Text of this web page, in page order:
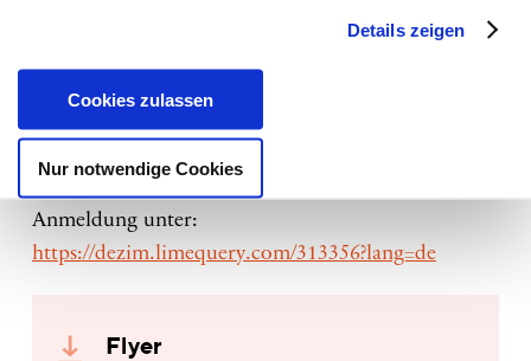
Details zeigen
Cookies zulassen
Nur notwendige Cookies
Moderation: Dalal Mahra (Kopftuchmädchen)
Freitag, 30.6.2023 • 18:30 • Humboldt-Universität
zu Berlin • Festsaal Luisenstr. 56 • 10115 Berlin •
Info:www.bim.hu-berlin.de
Anmeldung unter:
https://dezim.limequery.com/313356?lang=de
Flyer